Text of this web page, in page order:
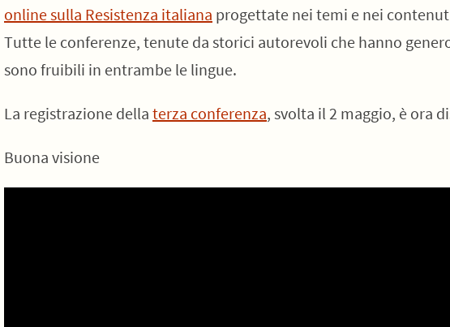
online sulla Resistenza italiana progettate nei temi e nei
Tutte le conferenze, tenute da storici autorevoli che hanno
sono fruibili in entrambe le lingue.
La registrazione della terza conferenza, svolta il 2 maggio, è ora
Buona visione